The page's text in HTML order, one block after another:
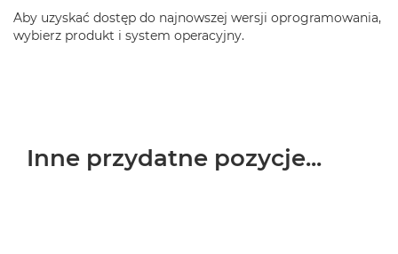
Aby uzyskać dostęp do najnowszej wersji oprogramowania,
wybierz produkt i system operacyjny.
Inne przydatne pozycje...